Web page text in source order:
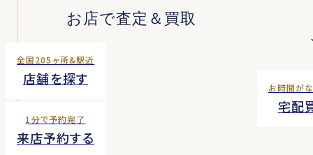
お店で査定＆買取
全国205ヶ所&駅近
店舗を探す
1分で予約完了
来店予約する
お時間が
宅配